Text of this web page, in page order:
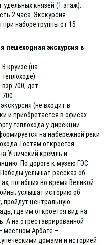
князей (1 этаж).
2 часа. Экскурсия
наборе группы от 15
пешеходная экскурсия в
В круизе (на
теплоходе)
взр 700; дет
700
(не входит в
и приобретается в офисах
теплохода у дирекции
на набережной реки
Гостям откроется
Угличский кремль и
По дороге к музею ГЭС
услышат рассказ об
погибших во время Великой
услышат историю об
пройдут центральную
где им откроется вид на
А на отреставрированной
местном Арбате –
домами и историей